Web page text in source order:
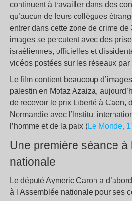
continuent à travailler dans des
qu’aucun de leurs collègues
entrer dans cette zone de crime de
images se percutent avec des
israéliennes, officielles et
vidéos postées sur les réseaux
Le film contient beaucoup
palestinien Motaz Azaiza,
de recevoir le prix Liberté à Caen,
Normandie avec l’Institut
l’homme et de la paix (Le Monde,
Une première séance à
nationale
Le député Aymeric Caron a
à l’Assemblée nationale pour ses